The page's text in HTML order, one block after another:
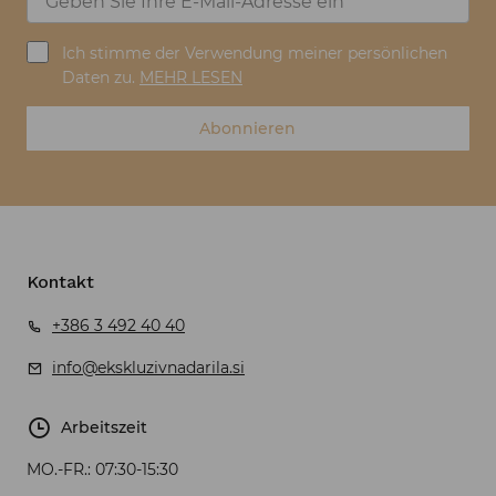
Ich stimme der Verwendung meiner persönlichen
Daten zu. MEHR LESEN
Abonnieren
Kontakt
+386 3 492 40 40
info@ekskluzivnadarila.si
Arbeitszeit
MO.-FR.: 07:30-15:30